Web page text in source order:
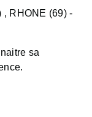
, RHONE (69) -
sa